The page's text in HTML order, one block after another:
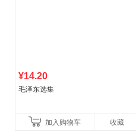
¥14.20
毛泽东选集
加入购物车 收藏